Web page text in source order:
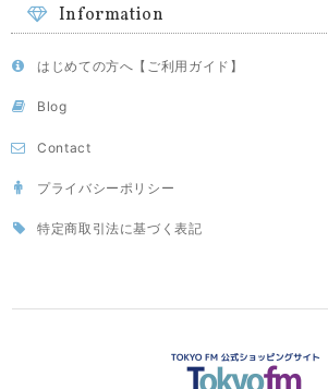
Information
はじめての方へ【ご利用ガイド】
Blog
Contact
プライバシーポリシー
特定商取引法に基づく表記